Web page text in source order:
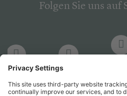
Folgen Sie uns auf
LinkedIn
PsychJOB PsychJOB